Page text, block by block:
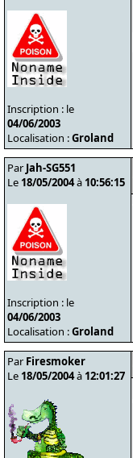
Inscription : le
04/06/2003
Localisation :Groland
Par Jah-SG551
Le 18/05/2004à 10:56:15
Inscription : le
04/06/2003
Localisation :Groland
Par Firesmoker
Le 18/05/2004à 12:01:27